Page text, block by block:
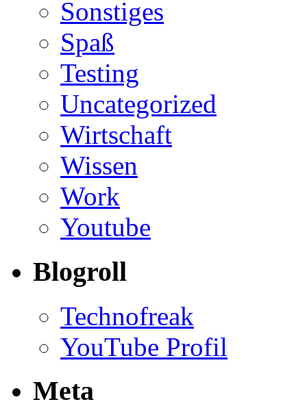
Sonstiges
Spaß
Testing
Uncategorized
Wirtschaft
Wissen
Work
Youtube
Blogroll
Technofreak
YouTube Profil
Meta